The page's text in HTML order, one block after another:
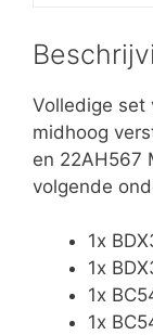
Volledige set
midhoog
en 22AH567
volgende
1x
1x
1x
1x